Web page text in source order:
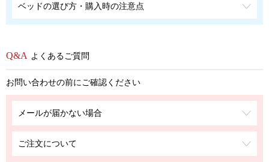
ベッドの選び方・購入時の注意点
よくあるご質問
お問い合わせの前にご確認ください
メールが届かない場合
ご注文について